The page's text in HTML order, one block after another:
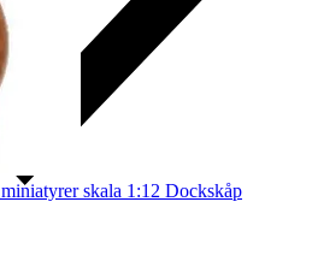
skala 1:12 Dockskåp